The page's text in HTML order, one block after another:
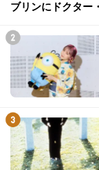
ブリンにドクター